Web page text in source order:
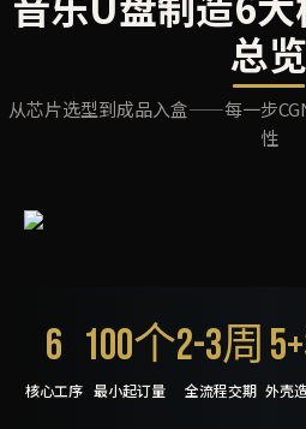
总览
从芯片选型到成品入盒——每一步
性
6
核心工序
100个
最小起订量
2-3周
全流程交期 外壳